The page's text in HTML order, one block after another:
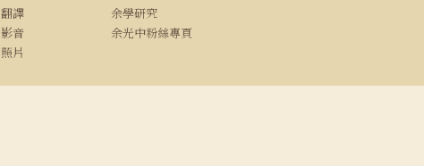
翻譯
影音
照片
余學研究
余光中粉絲專頁